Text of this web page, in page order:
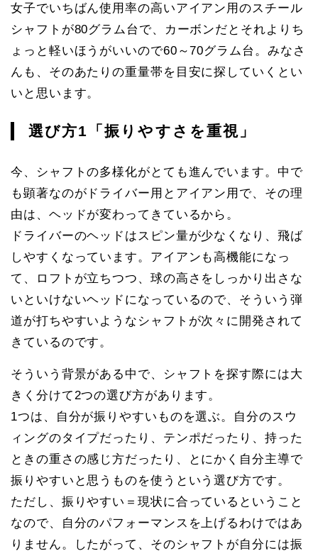
女子でいちばん使用率の高いアイアン用のスチール
シャフトが80グラム台で、カーボンだとそれよりち
ょっと軽いほうがいいので60～70グラム台。みなさ
んも、そのあたりの重量帯を目安に探していくとい
いと思います。
選び方1「振りやすさを重視」
今、シャフトの多様化がとても進んでいます。中で
も顕著なのがドライバー用とアイアン用で、その理
由は、ヘッドが変わってきているから。
ドライバーのヘッドはスピン量が少なくなり、飛ば
しやすくなっています。アイアンも高機能になっ
て、ロフトが立ちつつ、球の高さをしっかり出さな
いといけないヘッドになっているので、そういう弾
道が打ちやすいようなシャフトが次々に開発されて
きているのです。
そういう背景がある中で、シャフトを探す際には大
きく分けて2つの選び方があります。
1つは、自分が振りやすいものを選ぶ。自分のスウ
ィングのタイプだったり、テンポだったり、持った
ときの重さの感じ方だったり、とにかく自分主導で
振りやすいと思うものを使うという選び方です。
ただし、振りやすい＝現状に合っているということ
なので、自分のパフォーマンスを上げるわけではあ
りません。したがって、そのシャフトが自分には振